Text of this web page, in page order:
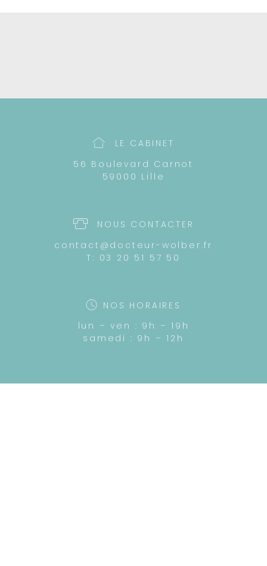
LE CABINET
56 Boulevard Carnot
59000 Lille
NOUS CONTACTER
contact@docteur-wolber.fr
T: 03 20 51 57 50
NOS HORAIRES
lun – ven : 9h – 19h
samedi : 9h – 12h